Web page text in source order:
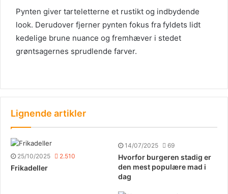
Pynten giver tarteletterne et rustikt og indbydende
look. Derudover fjerner pynten fokus fra fyldets lidt
kedelige brune nuance og fremhæver i stedet
grøntsagernes sprudlende farver.
Lignende artikler
25/10/2025 2.510
Frikadeller
14/07/2025 69
Hvorfor burgeren stadig er
den mest populære mad i
dag